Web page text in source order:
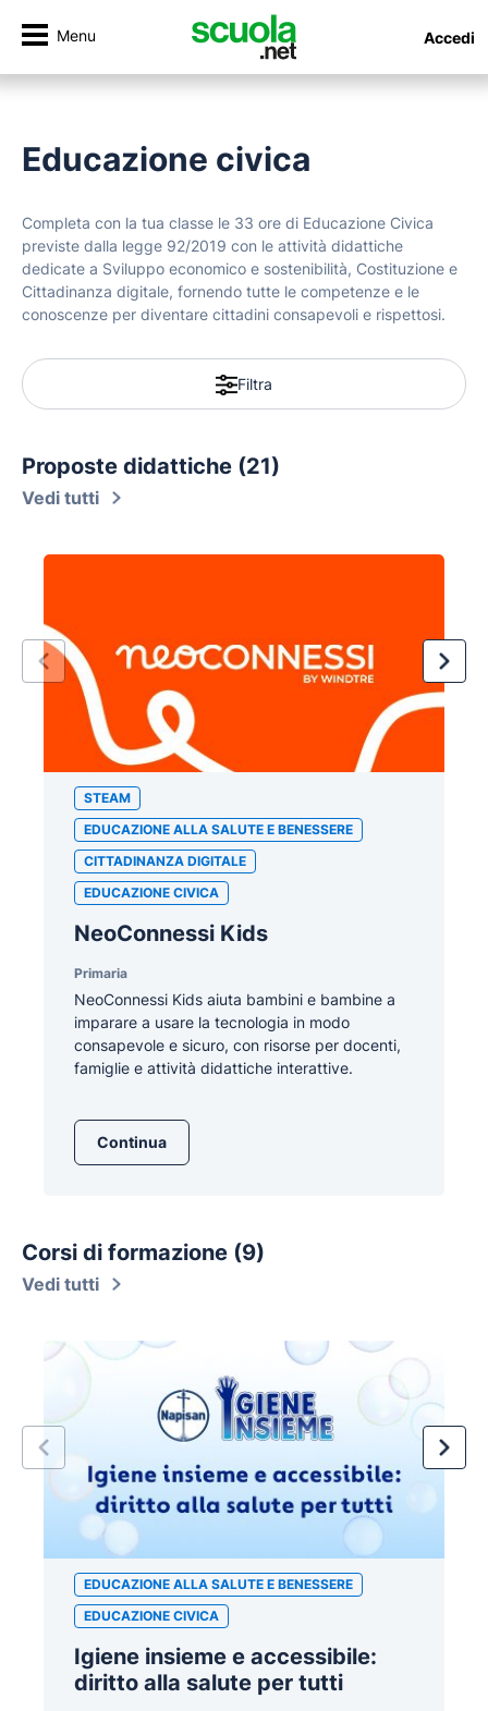
Menu Accedi
Educazione civica
Completa con la tua classe le 33 ore di Educazione Civica
previste dalla legge 92/2019 con le attività didattiche
dedicate a Sviluppo economico e sostenibilità, Costituzione e
Cittadinanza digitale, fornendo tutte le competenze e le
conoscenze per diventare cittadini consapevoli e rispettosi.
Filtra
Proposte didattiche (21)
Vedi tutti
STEAM
EDUCAZIONE ALLA SALUTE E BENESSERE
CITTADINANZA DIGITALE
EDUCAZIONE CIVICA
NeoConnessi Kids
Primaria
NeoConnessi Kids aiuta bambini e bambine a
imparare a usare la tecnologia in modo
consapevole e sicuro, con risorse per docenti,
famiglie e attività didattiche interattive.
Continua
Corsi di formazione (9)
Vedi tutti
EDUCAZIONE ALLA SALUTE E BENESSERE
EDUCAZIONE CIVICA
Igiene insieme e accessibile:
diritto alla salute per tutti